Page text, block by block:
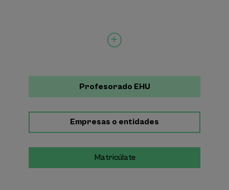
Profesorado EHU
Empresas o entidades
Matricúlate